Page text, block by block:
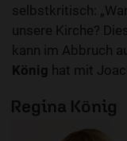
selbstkritisch:
unsere Kirche?
kann im Abbruch
König hat mit
Regina König